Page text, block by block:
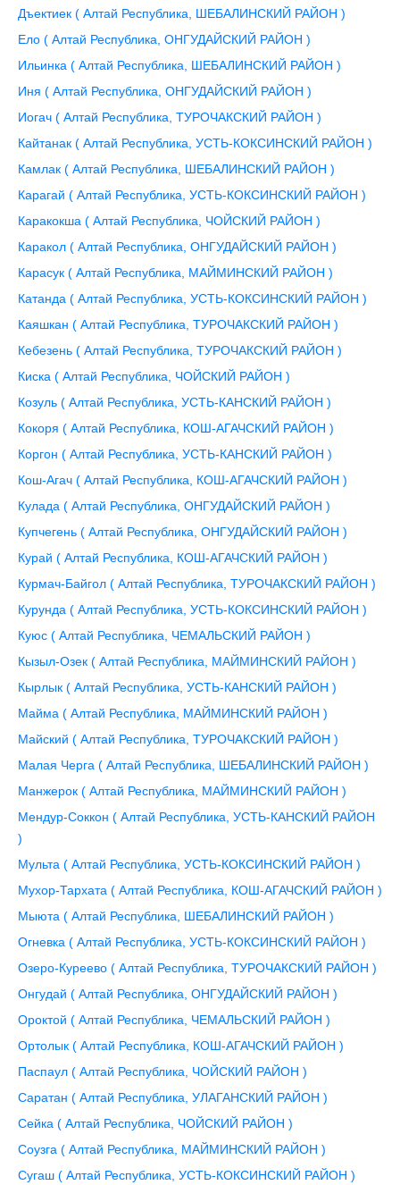
Дъектиек ( Алтай Республика, ШЕБАЛИНСКИЙ РАЙОН )
Ело ( Алтай Республика, ОНГУДАЙСКИЙ РАЙОН )
Ильинка ( Алтай Республика, ШЕБАЛИНСКИЙ РАЙОН )
Иня ( Алтай Республика, ОНГУДАЙСКИЙ РАЙОН )
Иогач ( Алтай Республика, ТУРОЧАКСКИЙ РАЙОН )
Кайтанак ( Алтай Республика, УСТЬ-КОКСИНСКИЙ РАЙОН )
Камлак ( Алтай Республика, ШЕБАЛИНСКИЙ РАЙОН )
Карагай ( Алтай Республика, УСТЬ-КОКСИНСКИЙ РАЙОН )
Каракокша ( Алтай Республика, ЧОЙСКИЙ РАЙОН )
Каракол ( Алтай Республика, ОНГУДАЙСКИЙ РАЙОН )
Карасук ( Алтай Республика, МАЙМИНСКИЙ РАЙОН )
Катанда ( Алтай Республика, УСТЬ-КОКСИНСКИЙ РАЙОН )
Каяшкан ( Алтай Республика, ТУРОЧАКСКИЙ РАЙОН )
Кебезень ( Алтай Республика, ТУРОЧАКСКИЙ РАЙОН )
Киска ( Алтай Республика, ЧОЙСКИЙ РАЙОН )
Козуль ( Алтай Республика, УСТЬ-КАНСКИЙ РАЙОН )
Кокоря ( Алтай Республика, КОШ-АГАЧСКИЙ РАЙОН )
Коргон ( Алтай Республика, УСТЬ-КАНСКИЙ РАЙОН )
Кош-Агач ( Алтай Республика, КОШ-АГАЧСКИЙ РАЙОН )
Кулада ( Алтай Республика, ОНГУДАЙСКИЙ РАЙОН )
Купчегень ( Алтай Республика, ОНГУДАЙСКИЙ РАЙОН )
Курай ( Алтай Республика, КОШ-АГАЧСКИЙ РАЙОН )
Курмач-Байгол ( Алтай Республика, ТУРОЧАКСКИЙ РАЙОН )
Курунда ( Алтай Республика, УСТЬ-КОКСИНСКИЙ РАЙОН )
Куюс ( Алтай Республика, ЧЕМАЛЬСКИЙ РАЙОН )
Кызыл-Озек ( Алтай Республика, МАЙМИНСКИЙ РАЙОН )
Кырлык ( Алтай Республика, УСТЬ-КАНСКИЙ РАЙОН )
Майма ( Алтай Республика, МАЙМИНСКИЙ РАЙОН )
Майский ( Алтай Республика, ТУРОЧАКСКИЙ РАЙОН )
Малая Черга ( Алтай Республика, ШЕБАЛИНСКИЙ РАЙОН )
Манжерок ( Алтай Республика, МАЙМИНСКИЙ РАЙОН )
Мендур-Соккон ( Алтай Республика, УСТЬ-КАНСКИЙ РАЙОН
)
Мульта ( Алтай Республика, УСТЬ-КОКСИНСКИЙ РАЙОН )
Мухор-Тархата ( Алтай Республика, КОШ-АГАЧСКИЙ РАЙОН )
Мыюта ( Алтай Республика, ШЕБАЛИНСКИЙ РАЙОН )
Огневка ( Алтай Республика, УСТЬ-КОКСИНСКИЙ РАЙОН )
Озеро-Куреево ( Алтай Республика, ТУРОЧАКСКИЙ РАЙОН )
Онгудай ( Алтай Республика, ОНГУДАЙСКИЙ РАЙОН )
Ороктой ( Алтай Республика, ЧЕМАЛЬСКИЙ РАЙОН )
Ортолык ( Алтай Республика, КОШ-АГАЧСКИЙ РАЙОН )
Паспаул ( Алтай Республика, ЧОЙСКИЙ РАЙОН )
Саратан ( Алтай Республика, УЛАГАНСКИЙ РАЙОН )
Сейка ( Алтай Республика, ЧОЙСКИЙ РАЙОН )
Соузга ( Алтай Республика, МАЙМИНСКИЙ РАЙОН )
Сугаш ( Алтай Республика, УСТЬ-КОКСИНСКИЙ РАЙОН )